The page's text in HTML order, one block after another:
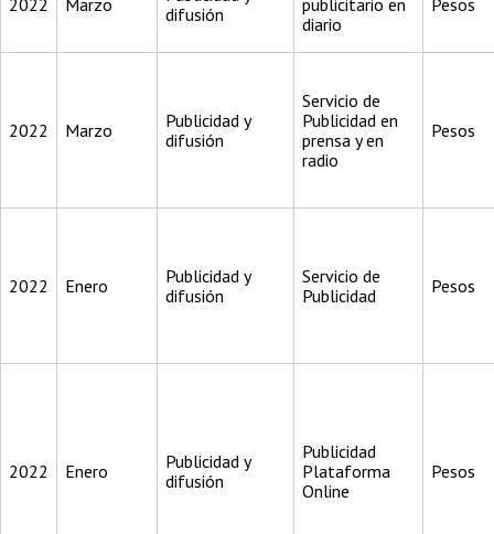
2022 Marzo
difusión
publicitario en
diario
Pesos
2022 Marzo
Publicidad y
difusión
Servicio de
Publicidad en
prensa y en
radio
Pesos
2022 Enero
Publicidad y
difusión
Servicio de
Publicidad
Pesos
2022 Enero
Publicidad y
difusión
Publicidad
Plataforma
Online
Pesos